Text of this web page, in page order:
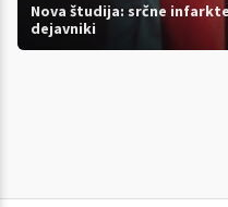
Nova študija: srčne
dejavniki